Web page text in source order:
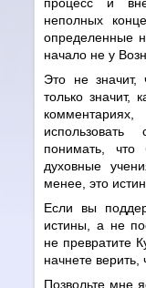
неполных
определенные
начало не у
Это не значит,
только значит,
понимать,
духовные
менее, это
Если вы
истины, а не
не превратите
начнете верить,
Позвольте мне